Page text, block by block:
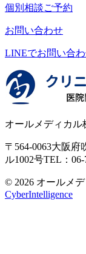
個別相談ご予約
お問い合わせ
LINEでお問い合
オールメディカル
〒564-0063大阪府
ル1002号TEL：06-
© 2026 オールメ
CyberIntelligence